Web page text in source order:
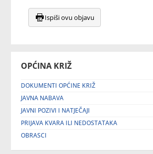
OPĆINA KRIŽ
DOKUMENTI OPĆINE KRIŽ
JAVNA NABAVA
JAVNI POZIVI I NATJEČAJI
PRIJAVA KVARA ILI NEDOSTATAKA
OBRASCI
Ispiši ovu objavu